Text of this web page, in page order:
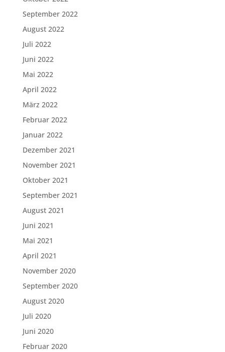
September 2022
August 2022
Juli 2022
Juni 2022
Mai 2022
April 2022
März 2022
Februar 2022
Januar 2022
Dezember 2021
November 2021
Oktober 2021
September 2021
August 2021
Juni 2021
Mai 2021
April 2021
November 2020
September 2020
August 2020
Juli 2020
Juni 2020
Februar 2020